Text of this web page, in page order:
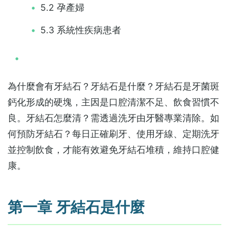
5.2 孕產婦
5.3 系統性疾病患者
為什麼會有牙結石？牙結石是什麼？牙結石是牙菌斑
鈣化形成的硬塊，主因是口腔清潔不足、飲食習慣不
良。牙結石怎麼清？需透過洗牙由牙醫專業清除。如
何預防牙結石？每日正確刷牙、使用牙線、定期洗牙
並控制飲食，才能有效避免牙結石堆積，維持口腔健
康。
第一章 牙結石是什麼